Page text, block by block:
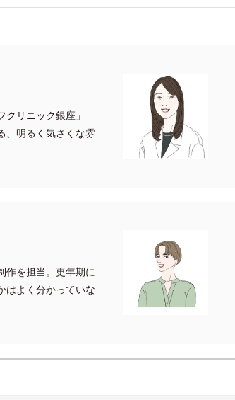
リニック銀座」
、明るく気さくな雰
作を担当。更年期に
はよく分かっていな